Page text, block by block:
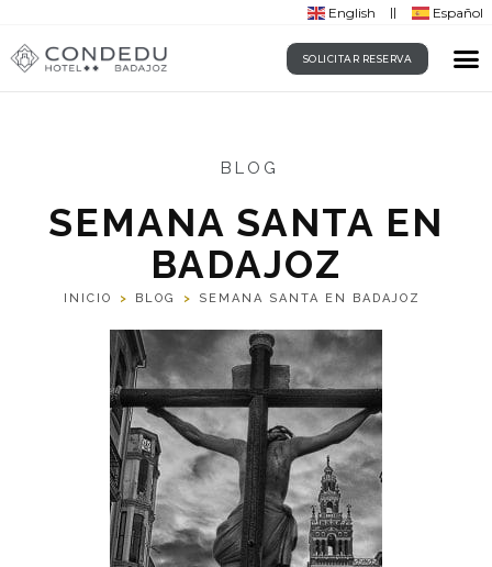
English Español
SOLICITAR RESERVA
BLOG
SEMANA SANTA EN
BADAJOZ
INICIO > BLOG > SEMANA SANTA EN BADAJOZ